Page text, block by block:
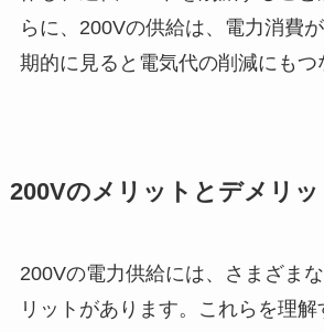
らに、200Vの供給は、電力消費
期的に見ると電気代の削減にもつ
200Vのメリットとデメリッ
200Vの電力供給には、さまざま
リットがあります。これらを理解